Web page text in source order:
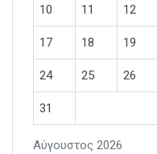
Αύγουστος 2026
10 11 12
17 18 19
24 25 26
31